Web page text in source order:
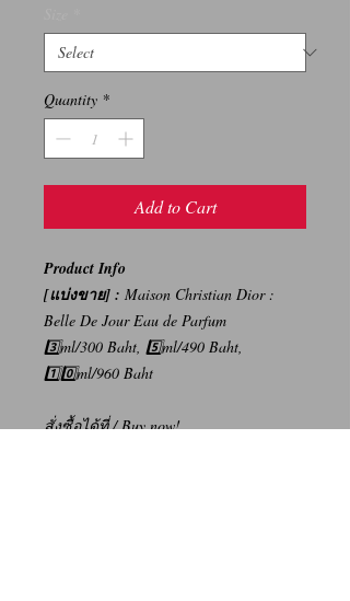
Quantity *
Add to Cart
Product Info
[แบ่งขาย] : Maison Christian Dior :
Belle De Jour Eau de Parfum
3️⃣ml/300 Baht, 5️⃣ml/490 Baht,
1️⃣0️⃣ml/960 Baht
สั่งซื้อได้ที่/ Buy now!